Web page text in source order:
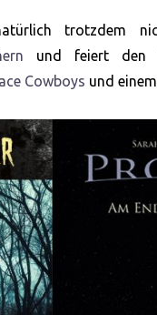
trotzdem
und feiert den
Cowboys und einem